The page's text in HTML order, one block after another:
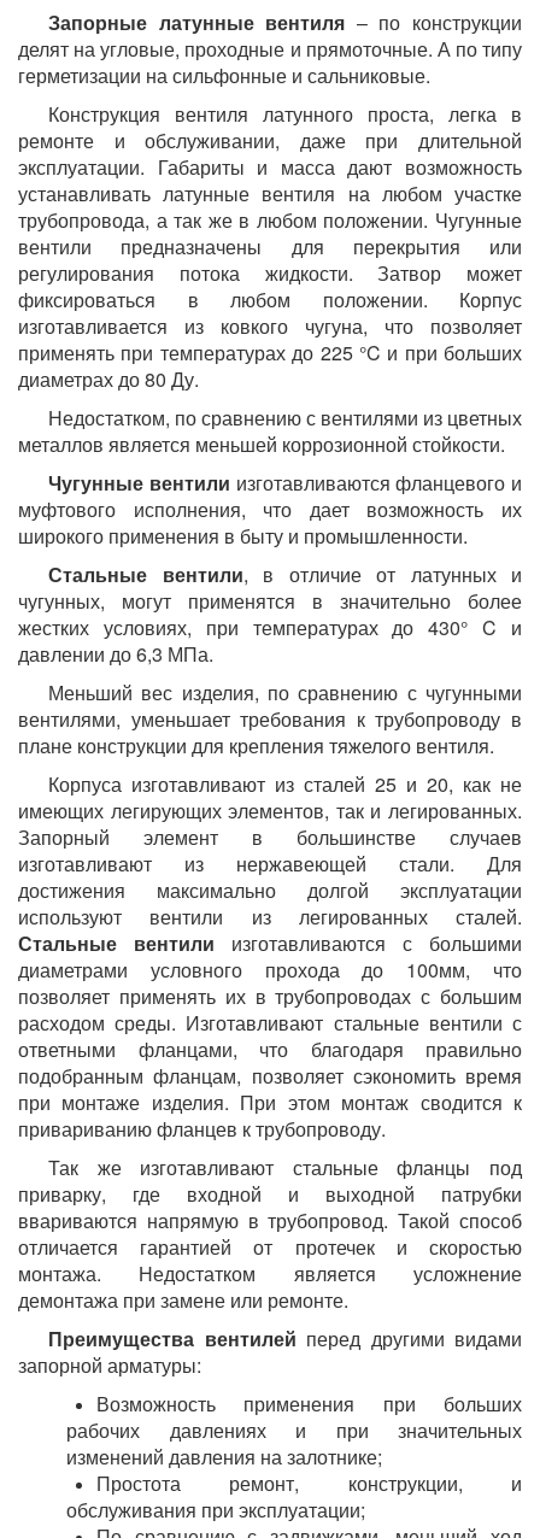
Запорные латунные вентиля – по конструкции
делят на угловые, проходные и прямоточные. А по типу
герметизации на сильфонные и сальниковые.
Конструкция вентиля латунного проста, легка в
ремонте и обслуживании, даже при длительной
эксплуатации. Габариты и масса дают возможность
устанавливать латунные вентиля на любом участке
трубопровода, а так же в любом положении. Чугунные
вентили предназначены для перекрытия или
регулирования потока жидкости. Затвор может
фиксироваться в любом положении. Корпус
изготавливается из ковкого чугуна, что позволяет
применять при температурах до 225 °C и при больших
диаметрах до 80 Ду.
Недостатком, по сравнению с вентилями из цветных
металлов является меньшей коррозионной стойкости.
Чугунные вентили изготавливаются фланцевого и
муфтового исполнения, что дает возможность их
широкого применения в быту и промышленности.
Стальные вентили, в отличие от латунных и
чугунных, могут применятся в значительно более
жестких условиях, при температурах до 430° C и
давлении до 6,3 МПа.
Меньший вес изделия, по сравнению с чугунными
вентилями, уменьшает требования к трубопроводу в
плане конструкции для крепления тяжелого вентиля.
Корпуса изготавливают из сталей 25 и 20, как не
имеющих легирующих элементов, так и легированных.
Запорный элемент в большинстве случаев
изготавливают из нержавеющей стали. Для
достижения максимально долгой эксплуатации
используют вентили из легированных сталей.
Стальные вентили изготавливаются с большими
диаметрами условного прохода до 100мм, что
позволяет применять их в трубопроводах с большим
расходом среды. Изготавливают стальные вентили с
ответными фланцами, что благодаря правильно
подобранным фланцам, позволяет сэкономить время
при монтаже изделия. При этом монтаж сводится к
привариванию фланцев к трубопроводу.
Так же изготавливают стальные фланцы под
приварку, где входной и выходной патрубки
ввариваются напрямую в трубопровод. Такой способ
отличается гарантией от протечек и скоростью
монтажа. Недостатком является усложнение
демонтажа при замене или ремонте.
Преимущества вентилей перед другими видами
запорной арматуры:
Возможность применения при больших
рабочих давлениях и при значительных
изменений давления на залотнике;
Простота ремонт, конструкции, и
обслуживания при эксплуатации;